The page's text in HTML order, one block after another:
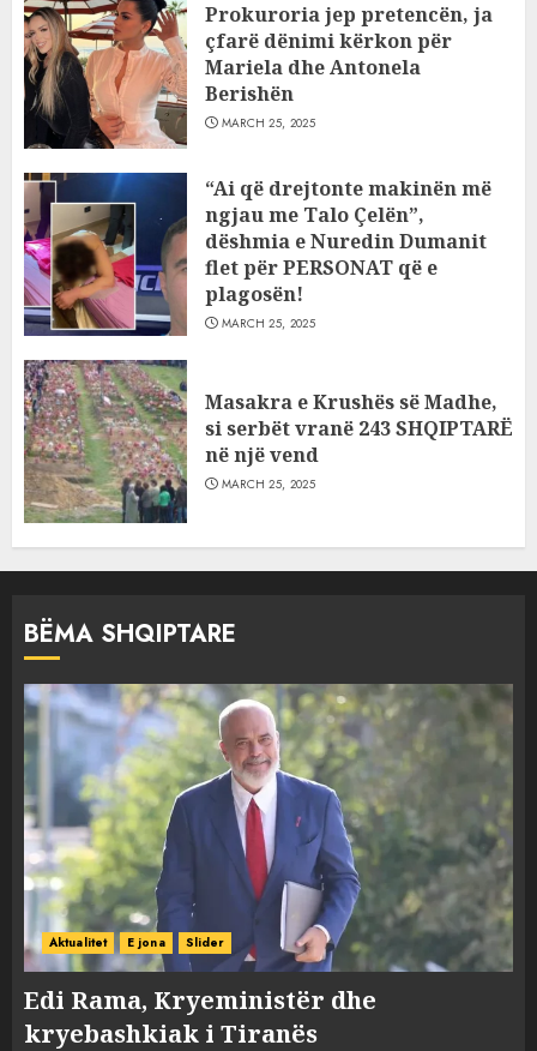
Prokuroria jep pretencën, ja
çfarë dënimi kërkon për
Mariela dhe Antonela
Berishën
MARCH 25, 2025
“Ai që drejtonte makinën më
ngjau me Talo Çelën”,
dëshmia e Nuredin Dumanit
flet për PERSONAT që e
plagosën!
MARCH 25, 2025
Masakra e Krushës së Madhe,
si serbët vranë 243 SHQIPTARË
në një vend
MARCH 25, 2025
BËMA SHQIPTARE
Aktualitet E jona Slider
Edi Rama, Kryeministër dhe
kryebashkiak i Tiranës